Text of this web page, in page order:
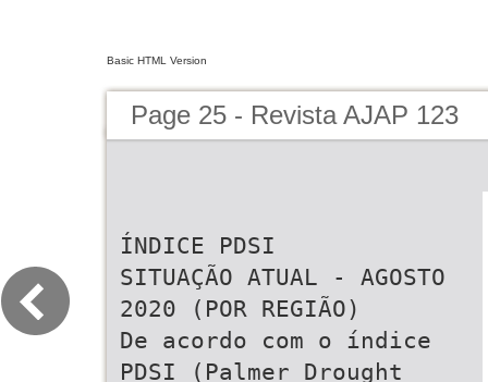
Basic HTML Version
Page 25 - Revista AJAP 123
ÍNDICE PDSI
SITUAÇÃO ATUAL - AGOSTO
2020 (POR REGIÃO)
De acordo com o índice
PDSI (Palmer Drought